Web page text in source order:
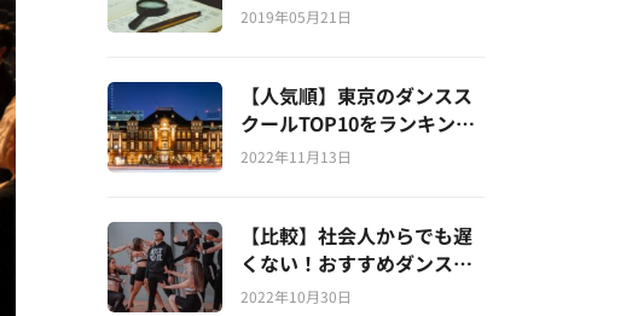
2019年05月21日
【人気順】東京のダンスス
クールTOP10をランキング
形式でご紹介
2022年11月13日
【比較】社会人からでも遅
くない！おすすめダンスス
クール10選
2022年10月30日